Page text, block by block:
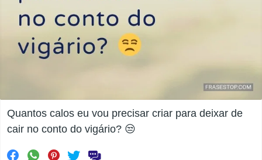
Quantos calos eu vou precisar criar para deixar de
cair no conto do vigário? 😒